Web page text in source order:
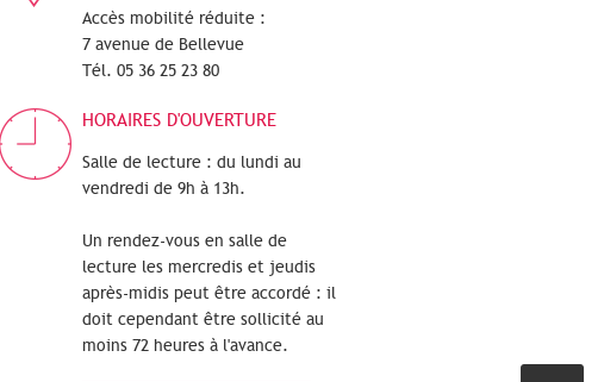
Accès mobilité réduite :
7 avenue de Bellevue
Tél. 05 36 25 23 80
HORAIRES D'OUVERTURE
Salle de lecture : du lundi au
vendredi de 9h à 13h.
Un rendez-vous en salle de
lecture les mercredis et jeudis
après-midis peut être accordé : il
doit cependant être sollicité au
moins 72 heures à l'avance.